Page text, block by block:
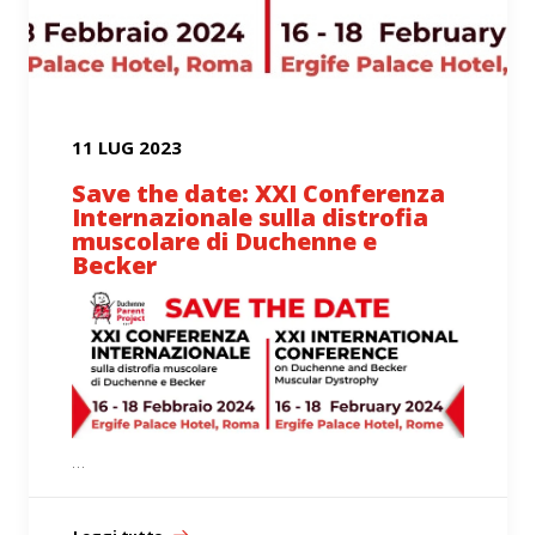
11 LUG 2023
Save the date: XXI Conferenza
Internazionale sulla distrofia
muscolare di Duchenne e
Becker
…